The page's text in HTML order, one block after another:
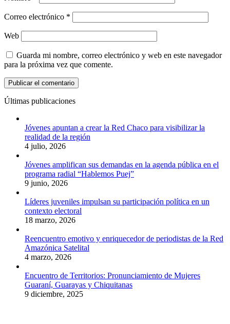
Correo electrónico *
Web
Guarda mi nombre, correo electrónico y web en este navegador
para la próxima vez que comente.
Últimas publicaciones
Jóvenes apuntan a crear la Red Chaco para visibilizar la
realidad de la región
4 julio, 2026
Jóvenes amplifican sus demandas en la agenda pública en el
programa radial “Hablemos Puej”
9 junio, 2026
Líderes juveniles impulsan su participación política en un
contexto electoral
18 marzo, 2026
Reencuentro emotivo y enriquecedor de periodistas de la Red
Amazónica Satelital
4 marzo, 2026
Encuentro de Territorios: Pronunciamiento de Mujeres
Guaraní, Guarayas y Chiquitanas
9 diciembre, 2025